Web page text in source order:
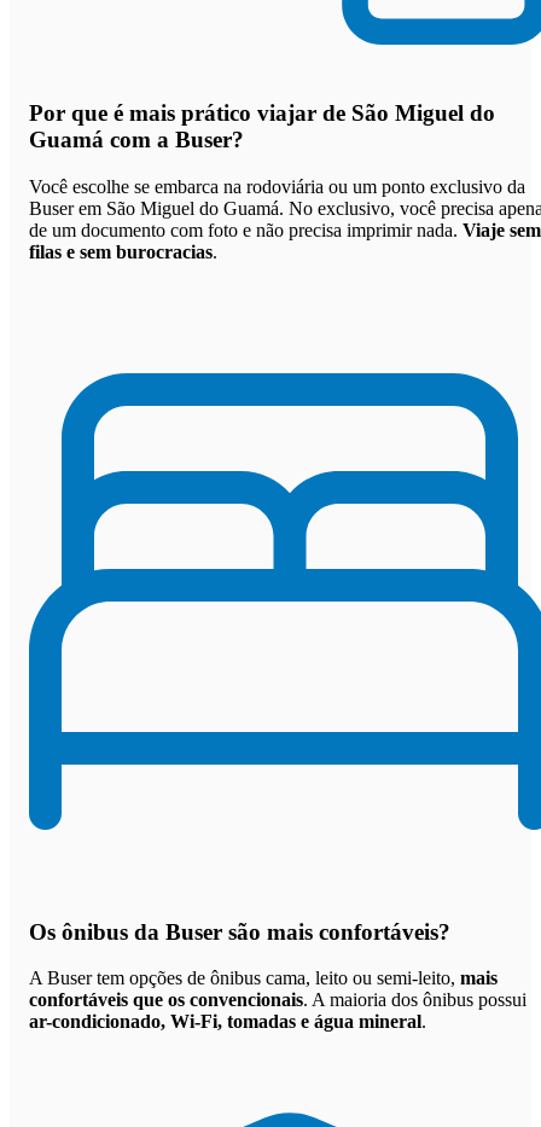
Por que é mais prático viajar de São Miguel do
Guamá com a Buser?
Você escolhe se embarca na rodoviária ou um ponto exclusivo da
Buser em São Miguel do Guamá. No exclusivo, você precisa
de um documento com foto e não precisa imprimir nada. Viaje sem
filas e sem burocracias.
Os ônibus da Buser são mais confortáveis?
A Buser tem opções de ônibus cama, leito ou semi-leito, mais
confortáveis que os convencionais. A maioria dos ônibus possui
ar-condicionado, Wi-Fi, tomadas e água mineral.